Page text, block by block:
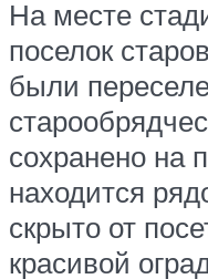
На месте
поселок
были
сохранено на
находится
скрыто от
красивой